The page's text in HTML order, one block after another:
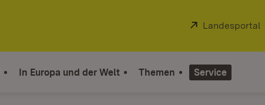
Extern:
Landesportal
In Europa und der Welt Themen Service